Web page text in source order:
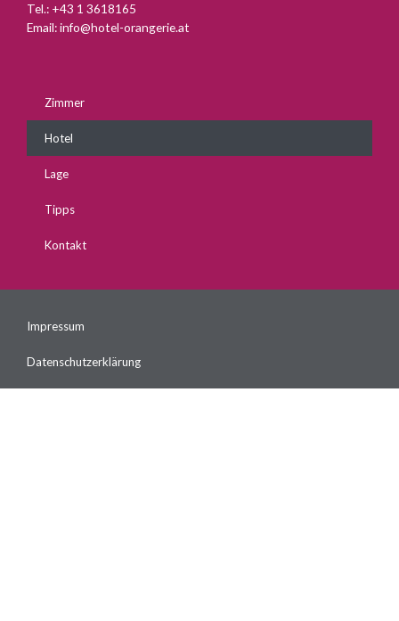
Tel.: +43 1 3618165
Email:info@hotel-orangerie.at
Zimmer
Hotel
Lage
Tipps
Kontakt
Impressum
Datenschutzerklärung